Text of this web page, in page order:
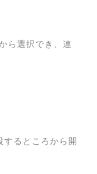
ら選択でき、連
るところから開